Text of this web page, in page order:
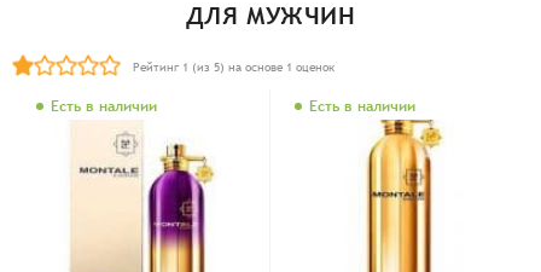
ДЛЯ МУЖЧИН
Рейтинг 1 (из 5) на основе 1 оценок
Есть в наличии Есть в наличии